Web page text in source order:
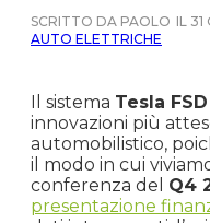
SCRITTO DA PAOLO IL
AUTO ELETTRICHE
Il sistema Tesla
innovazioni più
automobilistico,
il modo in cui
conferenza del Q4
presentazione